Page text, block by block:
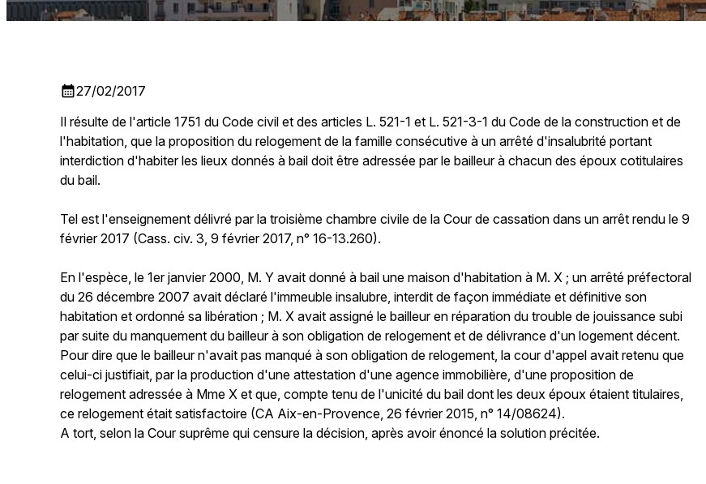
calendar_month27/02/2017
Il résulte de l'article 1751 du Code civil et des articles L. 521-1 et L. 521-3-1 du Code de la construction et de
l'habitation, que la proposition du relogement de la famille consécutive à un arrêté d'insalubrité portant
interdiction d'habiter les lieux donnés à bail doit être adressée par le bailleur à chacun des époux cotitulaires
du bail.
Tel est l'enseignement délivré par la troisième chambre civile de la Cour de cassation dans un arrêt rendu le 9
février 2017 (Cass. civ. 3, 9 février 2017, n° 16-13.260).
En l'espèce, le 1er janvier 2000, M. Y avait donné à bail une maison d'habitation à M. X ; un arrêté préfectoral
du 26 décembre 2007 avait déclaré l'immeuble insalubre, interdit de façon immédiate et définitive son
habitation et ordonné sa libération ; M. X avait assigné le bailleur en réparation du trouble de jouissance subi
par suite du manquement du bailleur à son obligation de relogement et de délivrance d'un logement décent.
Pour dire que le bailleur n'avait pas manqué à son obligation de relogement, la cour d'appel avait retenu que
celui-ci justifiait, par la production d'une attestation d'une agence immobilière, d'une proposition de
relogement adressée à Mme X et que, compte tenu de l'unicité du bail dont les deux époux étaient titulaires,
ce relogement était satisfactoire (CA Aix-en-Provence, 26 février 2015, n° 14/08624).
A tort, selon la Cour suprême qui censure la décision, après avoir énoncé la solution précitée.